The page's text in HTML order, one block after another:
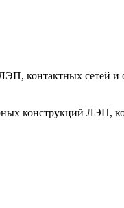
контактных сетей и
конструкций ЛЭП,